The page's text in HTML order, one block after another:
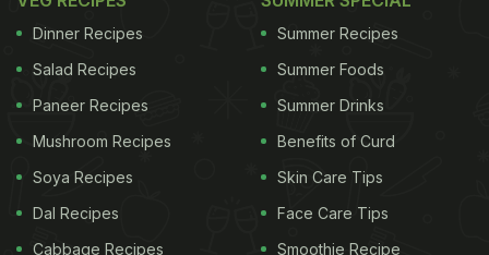
Dinner Recipes
Salad Recipes
Paneer Recipes
Mushroom Recipes
Soya Recipes
Dal Recipes
Cabbage Recipes
Summer Recipes
Summer Foods
Summer Drinks
Benefits of Curd
Skin Care Tips
Face Care Tips
Smoothie Recipe